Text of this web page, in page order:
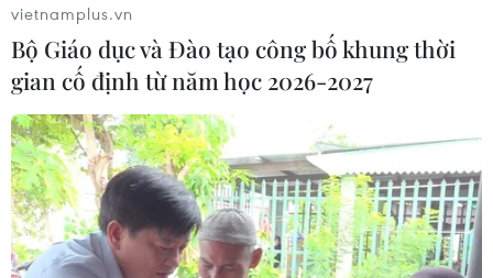
07/08/2026 13:12
Vĩnh Long huy động nhiều nguồn tư
liệu phục vụ tìm kiếm hài cốt liệt sỹ
07/08/2026 12:30
Bảo mẫu tại cơ sở mầm non thừa
vietnamplus.vn
Bộ Giáo dục và Đào tạo công bố khung thời
gian cố định từ năm học 2026-2027